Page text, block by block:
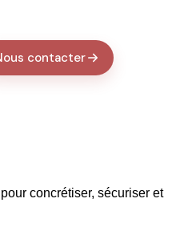
contacter
concrétiser, sécuriser et